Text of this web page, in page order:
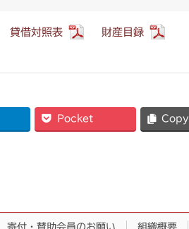
貸借対照表 財産目録
Pocket Copy
寄付・賛助会員のお願い 組織概要